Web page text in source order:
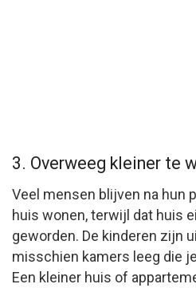
3. Overweeg kleiner te
Veel mensen blijven na hun
huis wonen, terwijl dat huis
geworden. De kinderen zijn
misschien kamers leeg die
Een kleiner huis of